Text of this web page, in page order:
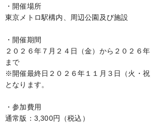
・開催場所
東京メトロ駅構内、周辺公園及び施設
・開催期間
２０２６年７月２４日（金）から２０２６年
まで
※開催最終日２０２６年１１月３日（火・
となります。
・参加費用
通常版：3,300円（税込）